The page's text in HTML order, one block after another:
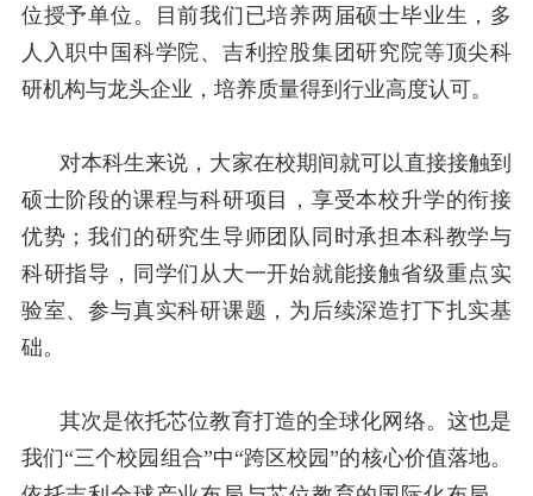
位授予单位。目前我们已培养两届硕士毕业生，多
人入职中国科学院、吉利控股集团研究院等顶尖科
研机构与龙头企业，培养质量得到行业高度认可。
对本科生来说，大家在校期间就可以直接接触到
硕士阶段的课程与科研项目，享受本校升学的衔接
优势；我们的研究生导师团队同时承担本科教学与
科研指导，同学们从大一开始就能接触省级重点实
验室、参与真实科研课题，为后续深造打下扎实基
础。
其次是依托芯位教育打造的全球化网络。这也是
我们“三个校园组合”中“跨区校园”的核心价值落地。